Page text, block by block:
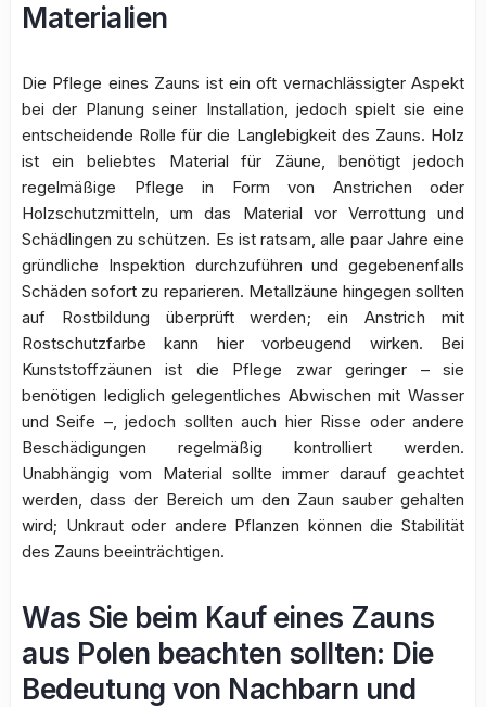
Materialien
Die Pflege eines Zauns ist ein oft vernachlässigter Aspekt
bei der Planung seiner Installation, jedoch spielt sie eine
entscheidende Rolle für die Langlebigkeit des Zauns. Holz
ist ein beliebtes Material für Zäune, benötigt jedoch
regelmäßige Pflege in Form von Anstrichen oder
Holzschutzmitteln, um das Material vor Verrottung und
Schädlingen zu schützen. Es ist ratsam, alle paar Jahre eine
gründliche Inspektion durchzuführen und gegebenenfalls
Schäden sofort zu reparieren. Metallzäune hingegen sollten
auf Rostbildung überprüft werden; ein Anstrich mit
Rostschutzfarbe kann hier vorbeugend wirken. Bei
Kunststoffzäunen ist die Pflege zwar geringer – sie
benötigen lediglich gelegentliches Abwischen mit Wasser
und Seife –, jedoch sollten auch hier Risse oder andere
Beschädigungen regelmäßig kontrolliert werden.
Unabhängig vom Material sollte immer darauf geachtet
werden, dass der Bereich um den Zaun sauber gehalten
wird; Unkraut oder andere Pflanzen können die Stabilität
des Zauns beeinträchtigen.
Was Sie beim Kauf eines Zauns
aus Polen beachten sollten: Die
Bedeutung von Nachbarn und